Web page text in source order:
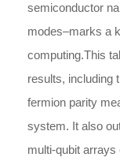
semiconductor
modes–marks a
computing.This
results, including
fermion parity
system. It also
multi-qubit